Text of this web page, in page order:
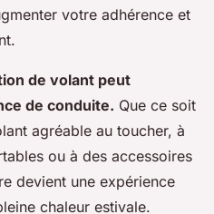
votre adhérence et
de volant peut
de conduite. Que ce soit
agréable au toucher, à
ou à des accessoires
devient une expérience
chaleur estivale.